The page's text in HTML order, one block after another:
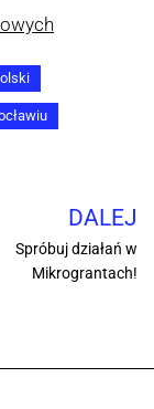
DALEJ
Spróbuj działań w
Mikrograntach!